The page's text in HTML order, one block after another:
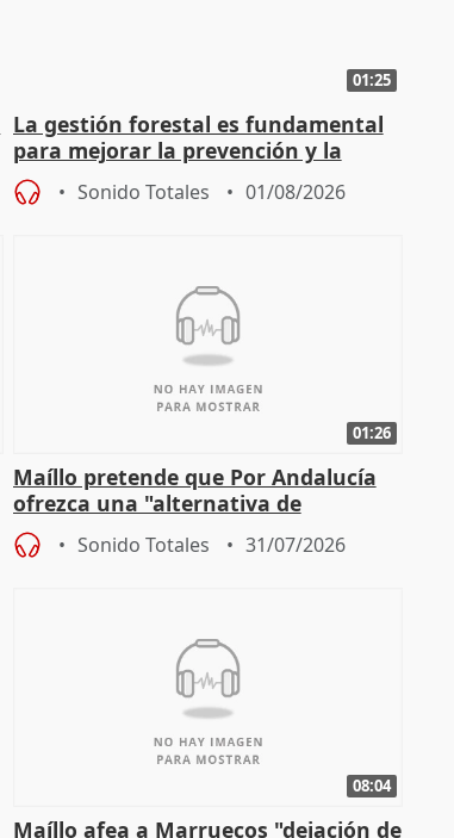
01:25
La gestión forestal es fundamental
para mejorar la prevención y la
actuación frente a incendios
Sonido Totales 01/08/2026
01:26
Maíllo pretende que Por Andalucía
ofrezca una "alternativa de
gobierno" con su labor de oposición
Sonido Totales 31/07/2026
08:04
Maíllo afea a Marruecos "dejación de